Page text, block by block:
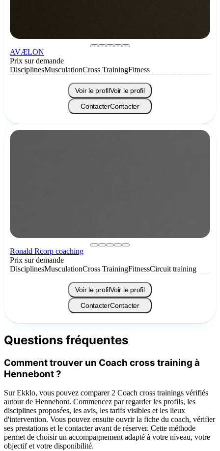
AVÆLON
Prix sur demande
DisciplinesMusculationCross TrainingFitness
Voir le profilVoir le profil
ContacterContacter
Ronald Rcorp coaching
Prix sur demande
DisciplinesMusculationCross TrainingFitnessCircuit training
Voir le profilVoir le profil
ContacterContacter
Questions fréquentes
Comment trouver un Coach cross training à
Hennebont ?
Sur Ekklo, vous pouvez comparer 2 Coach cross trainings vérifiés
autour de Hennebont. Commencez par regarder les profils, les
disciplines proposées, les avis, les tarifs visibles et les lieux
d'intervention. Vous pouvez ensuite ouvrir la fiche du coach, vérifier
ses prestations et le contacter avant de réserver. Cette méthode
permet de choisir un accompagnement adapté à votre niveau, votre
objectif et votre disponibilité.